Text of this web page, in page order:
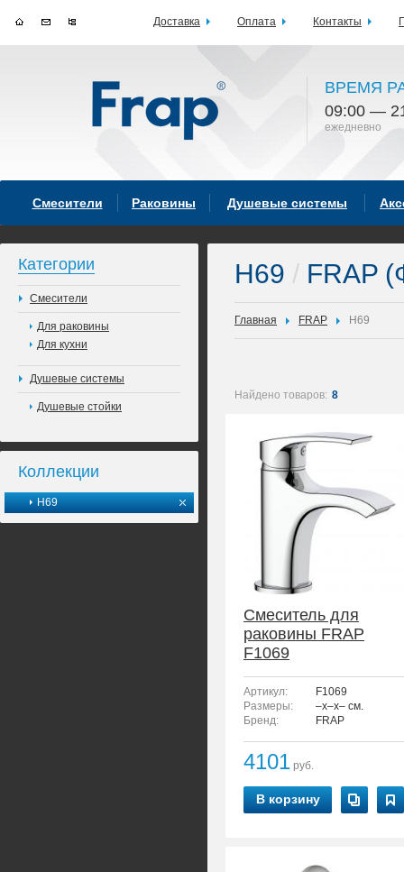
ВРЕМЯ
09:00 —
ежедневно
Смесители Раковины Душевые системы
Категории
Смесители
Для раковины
Для кухни
Душевые системы
Душевые стойки
Коллекции
H69
H69 / FRAP
Главная FRAP H69
Найдено товаров: 8
Смеситель для
раковины FRAP
F1069
Артикул:
F1069
Размеры:
–x–x– см.
Бренд:
FRAP
4101 руб.
В корзину
Доставка Оплата Контакты